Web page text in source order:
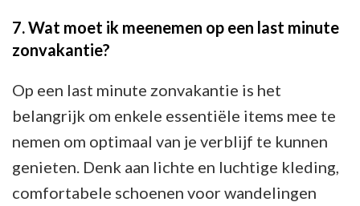
7. Wat moet ik meenemen op een last minute
zonvakantie?
Op een last minute zonvakantie is het
belangrijk om enkele essentiële items mee te
nemen om optimaal van je verblijf te kunnen
genieten. Denk aan lichte en luchtige kleding,
comfortabele schoenen voor wandelingen